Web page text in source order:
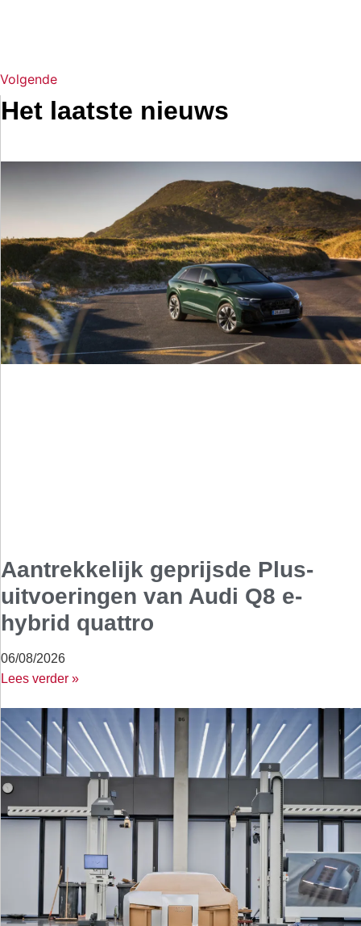
Volgende
Het laatste nieuws
Aantrekkelijk geprijsde Plus-
uitvoeringen van Audi Q8 e-
hybrid quattro
06/08/2026
Lees verder »